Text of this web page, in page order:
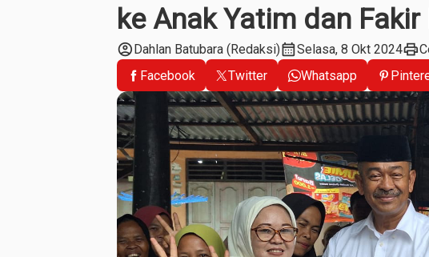
ke Anak Yatim dan
account_circleDahlan Batubara (Redaksi)calendar_monthSelasa, 8 Okt 2024print
Facebook
Twitter Whatsapp